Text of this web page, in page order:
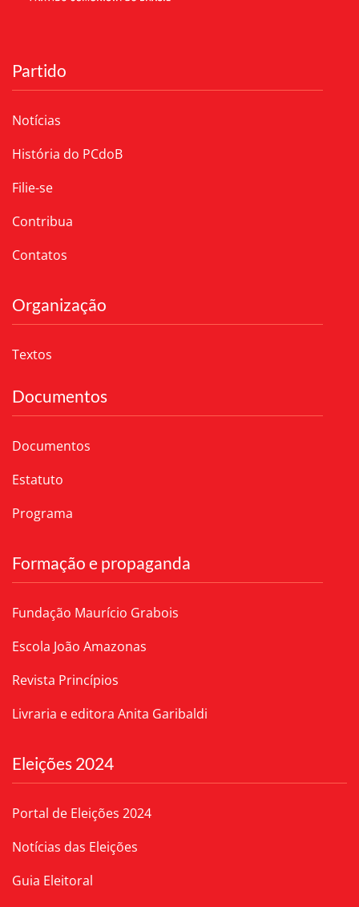
Partido
Notícias
História do PCdoB
Filie-se
Contribua
Contatos
Organização
Textos
Documentos
Documentos
Estatuto
Programa
Formação e propaganda
Fundação Maurício Grabois
Escola João Amazonas
Revista Princípios
Livraria e editora Anita Garibaldi
Eleições 2024
Portal de Eleições 2024
Notícias das Eleições
Guia Eleitoral